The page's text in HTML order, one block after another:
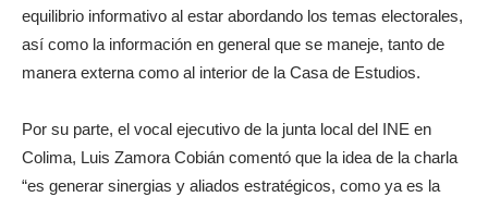
equilibrio informativo al estar abordando los temas electorales,
así como la información en general que se maneje, tanto de
manera externa como al interior de la Casa de Estudios.
Por su parte, el vocal ejecutivo de la junta local del INE en
Colima, Luis Zamora Cobián comentó que la idea de la charla
“es generar sinergias y aliados estratégicos, como ya es la